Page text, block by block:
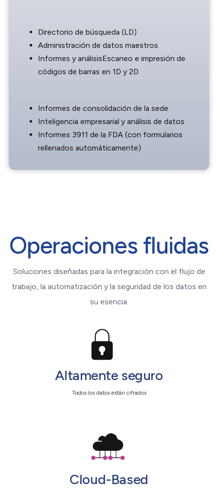
Directorio de búsqueda (LD)
Administración de datos maestros
Informes y análisisEscaneo e impresión de
códigos de barras en 1D y 2D
Informes de consolidación de la sede
Inteligencia empresarial y análisis de datos
Informes 3911 de la FDA (con formularios
rellenados automáticamente)
Operaciones fluidas
Soluciones diseñadas para la integración con el flujo de
trabajo, la automatización y la seguridad de los datos en
su esencia.
Altamente seguro
Todos los datos están cifrados
Cloud-Based